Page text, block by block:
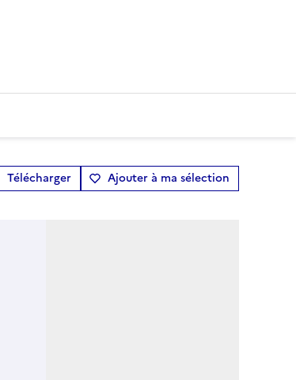
Télécharger Ajouter à ma sélection